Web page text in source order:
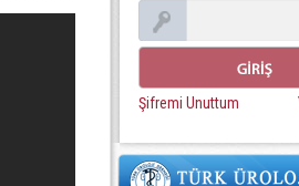
Şifremi Unuttum